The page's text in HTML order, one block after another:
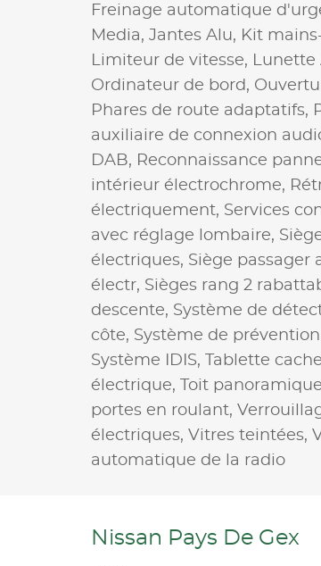
Freinage automatique
Media, Jantes Alu, Kit
Limiteur de vitesse, Lunette
Ordinateur de bord,
Phares de route adaptatifs,
auxiliaire de connexion
DAB, Reconnaissance
intérieur électrochrome,
électriquement, Services
avec réglage lombaire,
électriques, Siège passager
électr, Sièges rang 2
descente, Système de
côte, Système de
Système IDIS,
Tablette
électrique,
Toit
portes en roulant,
électriques, Vitres teintées,
automatique de la radio
Nissan Pays De Gex